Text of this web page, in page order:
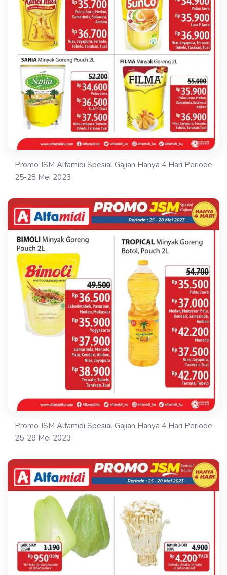
Promo JSM Alfamidi Spesial Gajian Hanya 4 Hari Periode
25-28 Mei 2023
Promo JSM Alfamidi Spesial Gajian Hanya 4 Hari Periode
25-28 Mei 2023